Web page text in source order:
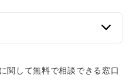
に無料相談ができる
関して無料で相談できる窓口